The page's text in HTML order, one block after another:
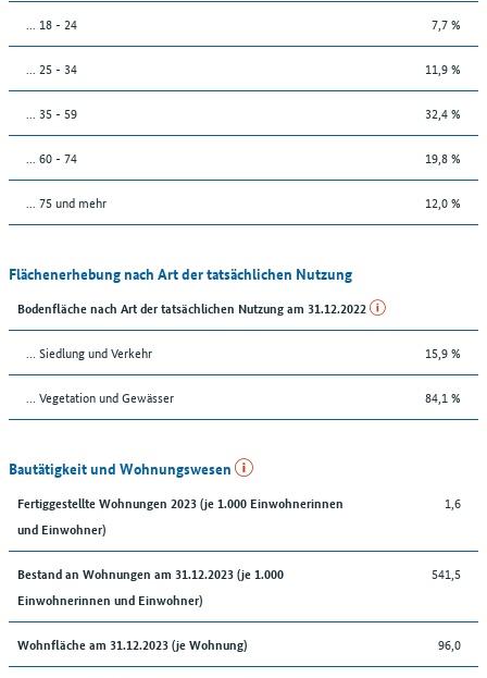
... 18 - 24 7,7 %
... 25 - 34 11,9 %
... 35 - 59 32,4 %
... 60 - 74 19,8 %
... 75 und mehr 12,0 %
Flächenerhebung nach Art der tatsächlichen Nutzung
Bodenfläche nach Art der tatsächlichen Nutzung am 31.12.2022
… Siedlung und Verkehr 15,9 %
… Vegetation und Gewässer 84,1 %
Bautätigkeit und Wohnungswesen
Fertiggestellte Wohnungen 2023 (je 1.000 Einwohnerinnen
und Einwohner)
1,6
Bestand an Wohnungen am 31.12.2023 (je 1.000
Einwohnerinnen und Einwohner)
541,5
Wohnfläche am 31.12.2023 (je Wohnung) 96,0